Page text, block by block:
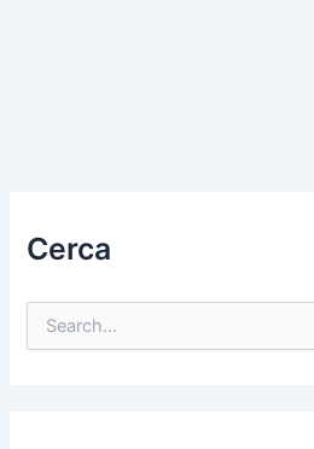
Cerca